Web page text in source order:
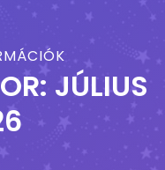
JÚLIUS